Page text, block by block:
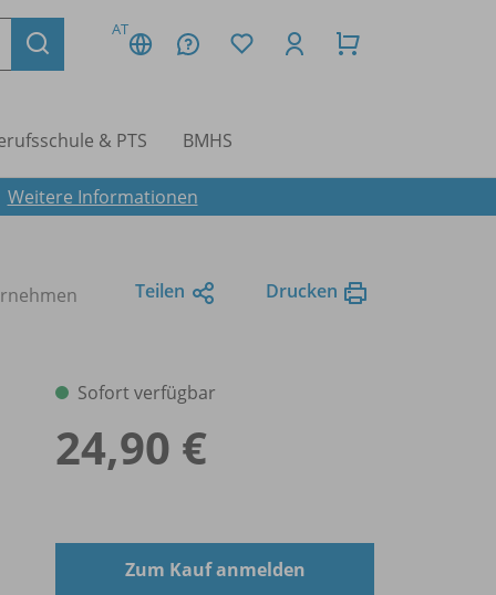
AT
& PTS BMHS
Weitere Informationen
Teilen Drucken
Sofort verfügbar
24,90 €
Zum Kauf anmelden